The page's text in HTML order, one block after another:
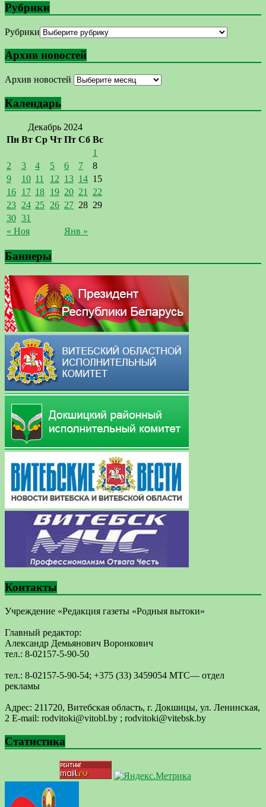
Рубрики
Рубрики
Архив новостей
Архив новостей
Календарь
Декабрь 2024
Пн Вт Ср Чт Пт Сб Вс
« Ноя Янв »
1
2
3 4 5 6 7
8
9
10 11 12 13 14 15
16 17 18 19 20 21 22
23 24 25 26 27 28 29
30 31
Баннеры
Контакты
Учреждение «Редакция газеты «Родныя вытоки»
Главный редактор:
Александр Демьянович Воронкович
тел.: 8-02157-5-90-50
тел.: 8-02157-5-90-54; +375 (33) 3459054 МТС— отдел
рекламы
Адрес: 211720, Витебская область, г. Докшицы, ул. Ленинская,
2 E-mail: ​rodvitoki@​​vitobl​.by ; rodvitoki@vitebsk.by
Статистика